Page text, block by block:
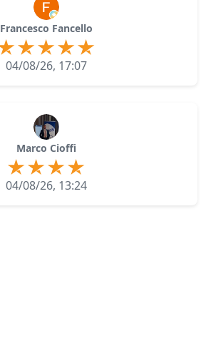
Francesco Fancello
04/08/26, 17:07
Marco Cioffi
04/08/26, 13:24